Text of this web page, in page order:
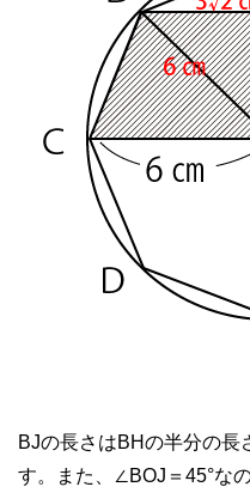
BJの長さはBHの半分の長
す。また、∠BOJ＝45°な